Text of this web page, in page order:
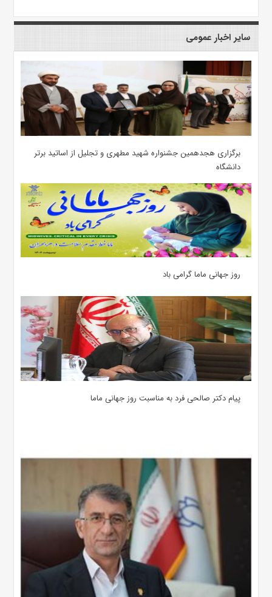
سایر اخبار عمومی
برگزاری هجدهمین جشنواره شهید مطهری و تجلیل از اساتید برتر
دانشگاه
روز جهانی ماما گرامی باد
پیام دکتر صالحی فرد به مناسبت روز جهانی ماما